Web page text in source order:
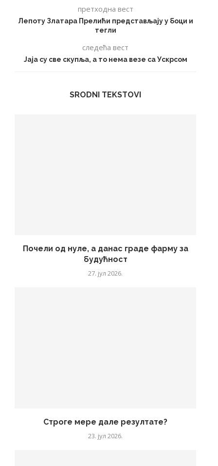
претходна вест
Лепоту Златара Прелићи представљају у боци и
тегли
следећа вест
Јаја су све скупља, а то нема везе са Ускрсом
SRODNI TEKSTOVI
Почели од нуле, а данас граде фарму за
будућност
27. јул 2026.
Строге мере дале резултате?
23. јул 2026.